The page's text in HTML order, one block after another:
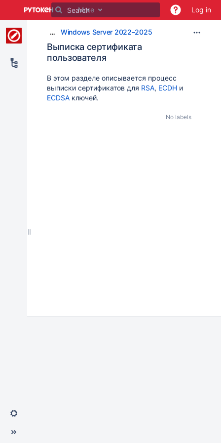
content
assistive.skiplink.to.breadcrumbs
assistive.skiplink.to.header.menu
assistive.skiplink.to.action.menu
assistive.skiplink.to.quick.search
More Log in
… Windows Server 2022–2025
Выписка сертификата
пользователя
В этом разделе описывается процесс
выписки сертификатов для RSA, ECDH и
ECDSA ключей.
No labels